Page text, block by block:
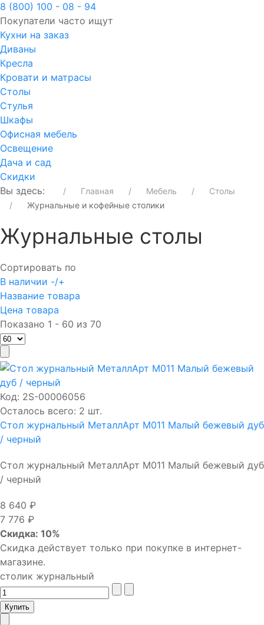
8 (800) 100 - 08 - 94
Покупатели часто ищут
Кухни на заказ
Диваны
Кресла
Кровати и матрасы
Столы
Стулья
Шкафы
Офисная мебель
Освещение
Дача и сад
Скидки
Вы здесь:
Главная Мебель
Столы
Журнальные и кофейные столики
Журнальные столы
Сортировать по
В наличии -/+
Название товара
Цена товара
Показано 1 - 60 из 70
Код: 2S-00006056
Осталось всего: 2 шт.
Стол журнальный МеталлАрт М011 Малый бежевый дуб
/ черный
Стол журнальный МеталлАрт М011 Малый бежевый дуб
/ черный
8 640 ₽
7 776 ₽
Скидка: 10%
Скидка действует только при покупке в интернет-
магазине.
столик журнальный